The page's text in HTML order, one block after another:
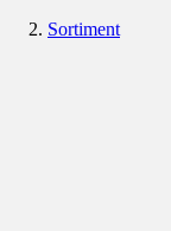
Sortiment